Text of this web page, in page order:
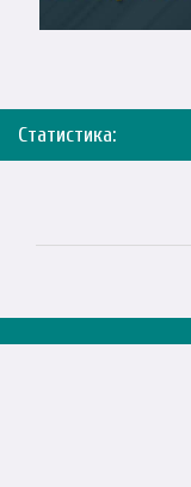
Статистика: